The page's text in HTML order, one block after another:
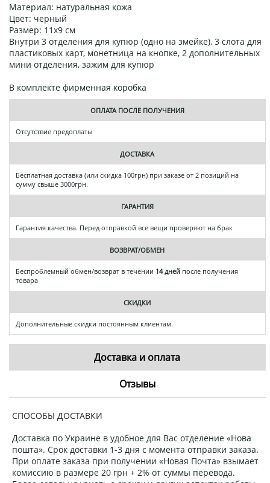
Материал: натуральная кожа
Цвет: черный
Размер: 11х9 см
Внутри 3 отделения для купюр (одно на змейке), 3 слота для
пластиковых карт, монетница на кнопке, 2 дополнительных
мини отделения, зажим для купюр
В комплекте фирменная коробка
ОПЛАТА ПОСЛЕ ПОЛУЧЕНИЯ
Отсутствие предоплаты
ДОСТАВКА
Бесплатная доставка (или скидка 100грн) при заказе от 2 позиций на
сумму свыше 3000грн.
ГАРАНТИЯ
Гарантия качества. Перед отправкой все вещи проверяют на брак
ВОЗВРАТ/ОБМЕН
Беспроблемный обмен/возврат в течении 14 дней после получения
товара
СКИДКИ
Дополнительные скидки постоянным клиентам.
Доставка и оплата
Отзывы
СПОСОБЫ ДОСТАВКИ
Доставка по Украине в удобное для Вас отделение «Нова
пошта». Срок доставки 1-3 дня с момента отправки заказа.
При оплате заказа при получении «Новая Почта» взымает
комиссию в размере 20 грн + 2% от суммы перевода.